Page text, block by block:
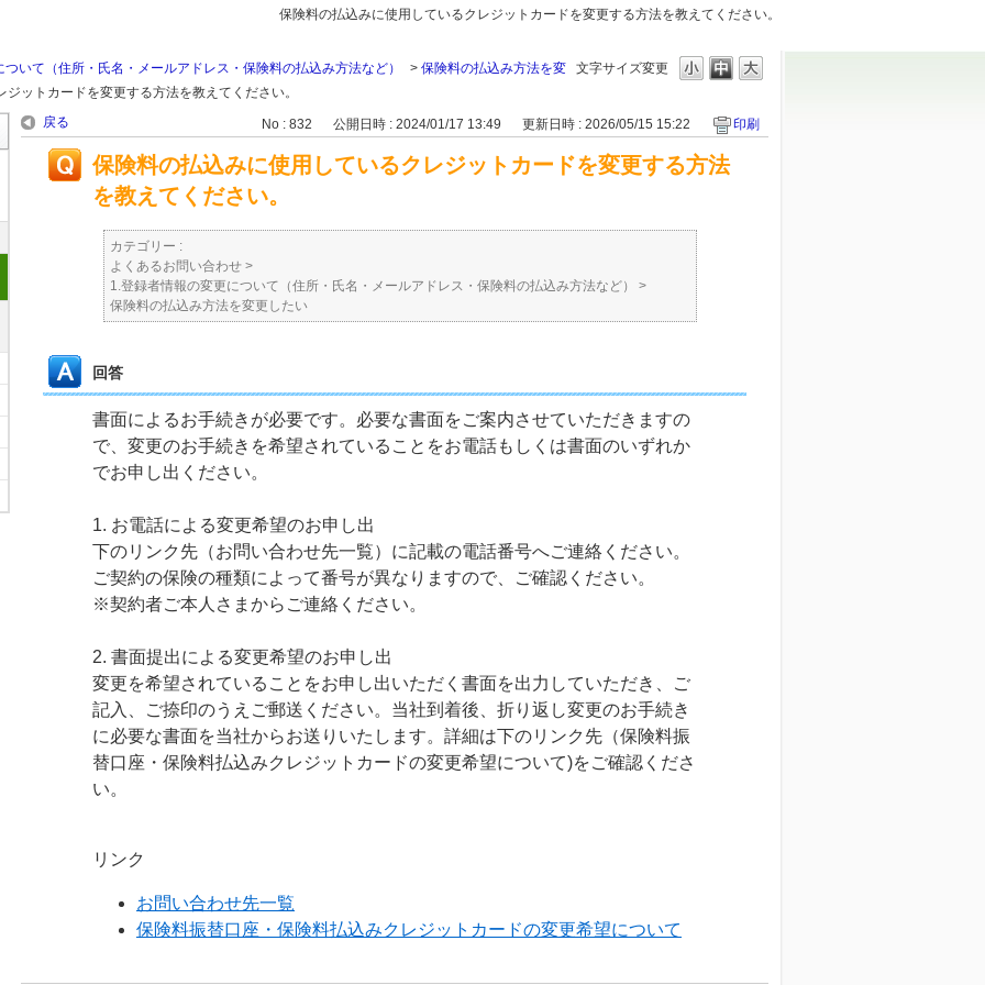
保険料の払込みに使用しているクレジットカードを変更する方法を教えてください。
文字サイズ変更
いて（住所・氏名・メールアドレス・保険料の払込み方法など） > 保険料の払込み方法を変
ットカードを変更する方法を教えてください。
戻る No : 832 公開日時 : 2024/01/17 13:49 更新日時 : 2026/05/15 15:22 印刷
保険料の払込みに使用しているクレジットカードを変更する方法
を教えてください。
カテゴリー :
よくあるお問い合わせ >
1.登録者情報の変更について（住所・氏名・メールアドレス・保険料の払込み方法など）
>
保険料の払込み方法を変更したい
回答
書面によるお手続きが必要です。必要な書面をご案内させていただきますの
で、変更のお手続きを希望されていることをお電話もしくは書面のいずれか
でお申し出ください。
1. お電話による変更希望のお申し出
下のリンク先（お問い合わせ先一覧）に記載の電話番号へご連絡ください。
ご契約の保険の種類によって番号が異なりますので、ご確認ください。
※契約者ご本人さまからご連絡ください。
2. 書面提出による変更希望のお申し出
変更を希望されていることをお申し出いただく書面を出力していただき、ご
記入、ご捺印のうえご郵送ください。当社到着後、折り返し変更のお手続き
に必要な書面を当社からお送りいたします。詳細は下のリンク先（保険料振
替口座・保険料払込みクレジットカードの変更希望について)をご確認くださ
い。
リンク
お問い合わせ先一覧
保険料振替口座・保険料払込みクレジットカードの変更希望について